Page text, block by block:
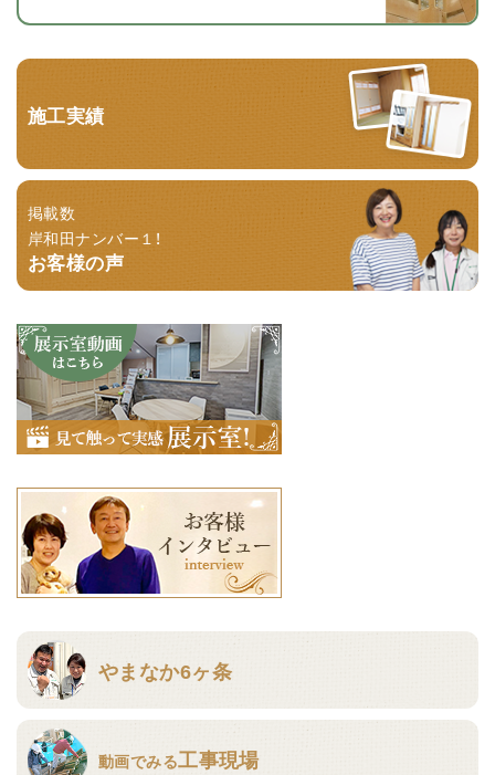
施工実績
掲載数
岸和田ナンバー１！
お客様の声
やまなか6ヶ条
動画でみる工事現場